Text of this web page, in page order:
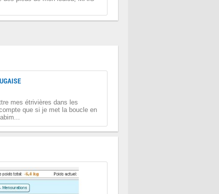
mes étrivières dans les
que si je met la boucle en